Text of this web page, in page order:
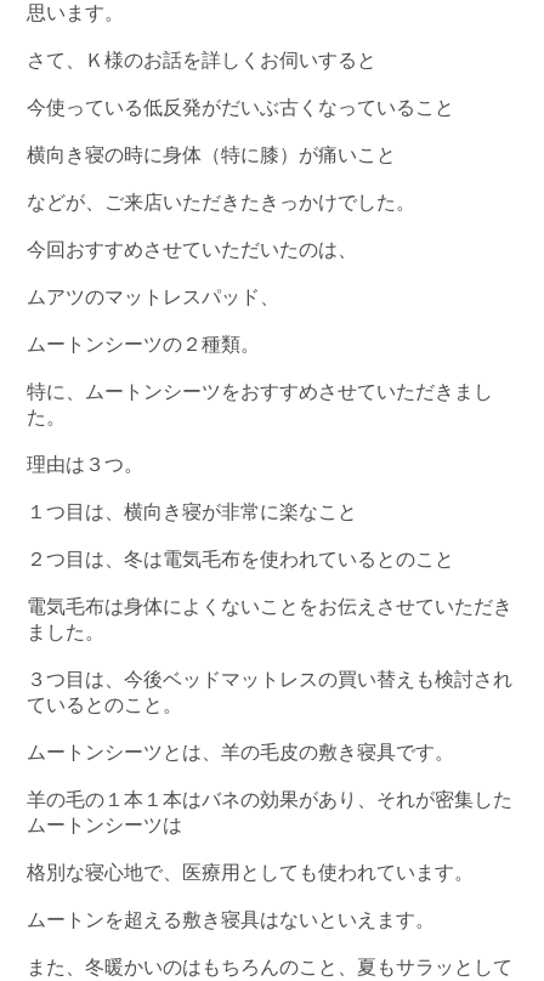
思います。
さて、Ｋ様のお話を詳しくお伺いすると
今使っている低反発がだいぶ古くなっていること
横向き寝の時に身体（特に膝）が痛いこと
などが、ご来店いただきたきっかけでした。
今回おすすめさせていただいたのは、
ムアツのマットレスパッド、
ムートンシーツの２種類。
特に、ムートンシーツをおすすめさせていただきまし
た。
理由は３つ。
１つ目は、横向き寝が非常に楽なこと
２つ目は、冬は電気毛布を使われているとのこと
電気毛布は身体によくないことをお伝えさせていただき
ました。
３つ目は、今後ベッドマットレスの買い替えも検討され
ているとのこと。
ムートンシーツとは、羊の毛皮の敷き寝具です。
羊の毛の１本１本はバネの効果があり、それが密集した
ムートンシーツは
格別な寝心地で、医療用としても使われています。
ムートンを超える敷き寝具はないといえます。
また、冬暖かいのはもちろんのこと、夏もサラッとして